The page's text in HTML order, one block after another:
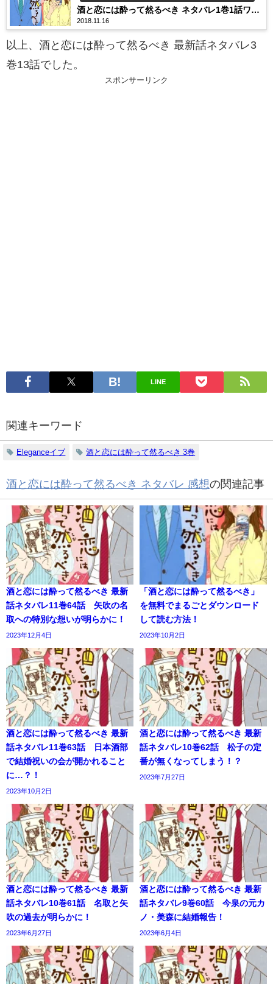
酒と恋には酔って然るべき ネタバレ1巻1話ワン
カップOL恋の予感
2018.11.16
以上、酒と恋には酔って然るべき 最新話ネタバレ3
巻13話でした。
スポンサーリンク
LINE
関連キーワード
Eleganceイブ 酒と恋には酔って然るべき 3巻
酒と恋には酔って然るべき ネタバレ 感想の関連記事
酒と恋には酔って然るべき 最新
話ネタバレ11巻64話 矢吹の名
取への特別な想いが明らかに！
2023年12月4日
「酒と恋には酔って然るべき」
を無料でまるごとダウンロード
して読む方法！
2023年10月2日
酒と恋には酔って然るべき 最新
話ネタバレ11巻63話 日本酒部
で結婚祝いの会が開かれること
に…？！
2023年10月2日
酒と恋には酔って然るべき 最新
話ネタバレ10巻62話 松子の定
番が無くなってしまう！？
2023年7月27日
酒と恋には酔って然るべき 最新
話ネタバレ10巻61話 名取と矢
吹の過去が明らかに！
2023年6月27日
酒と恋には酔って然るべき 最新
話ネタバレ9巻60話 今泉の元カ
ノ・美森に結婚報告！
2023年6月4日